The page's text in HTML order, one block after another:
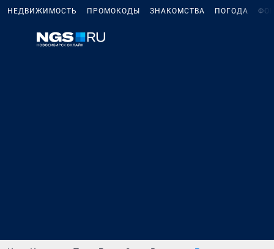
НЕДВИЖИМОСТЬ ПРОМОКОДЫ ЗНАКОМСТВА ПОГОДА